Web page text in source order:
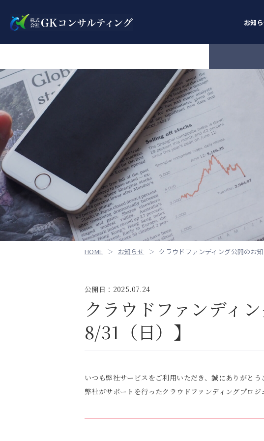
お知
重要
補助金
医業支援
その他
HOME お知らせ クラウドファンディング公開のお
公開日：2025.07.24
クラウドファンディ
8/31（日）】
いつも弊社サービスをご利用いただき、誠にありがとう
弊社がサポートを行ったクラウドファンディングプロ